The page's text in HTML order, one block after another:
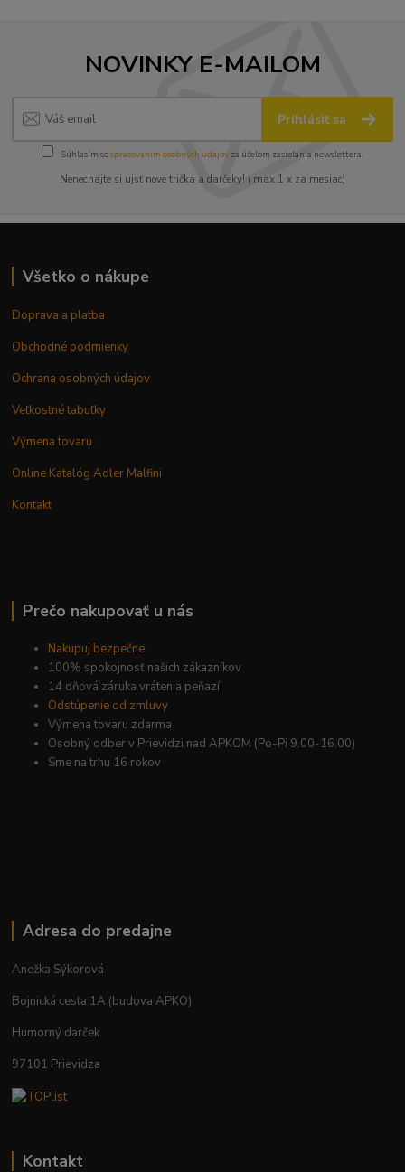
NOVINKY E-MAILOM
Prihlásiť sa
Súhlasím sospracovaním osobných údajov za účelom zasielania newslettera.
Nenechajte si ujsť nové tričká a darčeky! ( max.1 x za mesiac)
Všetko o nákupe
Doprava a platba
Obchodné podmienky
Ochrana osobných údajov
Veľkostné tabuľky
Výmena tovaru
Online Katalóg Adler Malfini
Kontakt
Prečo nakupovať u nás
Nakupuj bezpečne
100% spokojnosť našich zákazníkov
14 dňová záruka vrátenia peňazí
Odstúpenie od zmluvy
Výmena tovaru zdarma
Osobný odber v Prievidzi nad APKOM (Po-Pi 9.00-16.00)
Sme na trhu 16 rokov
Adresa do predajne
Anežka Sýkorová
Bojnická cesta 1A (budova APKO)
Humorný darček
97101 Prievidza
Kontakt